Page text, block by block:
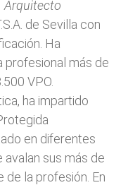
Arquitecto
de Sevilla con
Ha
profesional más de
VPO.
ha impartido
en diferentes
avalan sus más de
de la profesión. En